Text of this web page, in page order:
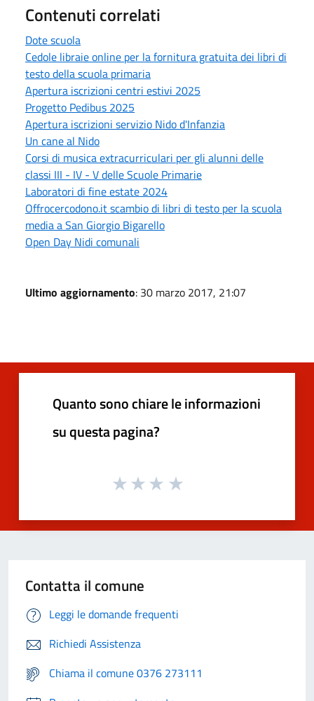
Contenuti correlati
Dote scuola
Cedole libraie online per la fornitura gratuita dei libri di
testo della scuola primaria
Apertura iscrizioni centri estivi 2025
Progetto Pedibus 2025
Apertura iscrizioni servizio Nido d'Infanzia
Un cane al Nido
Corsi di musica extracurriculari per gli alunni delle
classi III - IV - V delle Scuole Primarie
Laboratori di fine estate 2024
Offrocercodono.it scambio di libri di testo per la scuola
media a San Giorgio Bigarello
Open Day Nidi comunali
Ultimo aggiornamento: 30 marzo 2017, 21:07
Quanto sono chiare le informazioni
su questa pagina?
Contatta il comune
Leggi le domande frequenti
Richiedi Assistenza
Chiama il comune 0376 273111